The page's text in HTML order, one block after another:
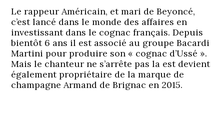
Le rappeur Américain, et mari de Beyoncé,
c’est lancé dans le monde des affaires en
investissant dans le cognac français. Depuis
bientôt 6 ans il est associé au groupe Bacardi
Martini pour produire son « cognac d’Ussé ».
Mais le chanteur ne s’arrête pas la est devient
également propriétaire de la marque de
champagne Armand de Brignac en 2015.